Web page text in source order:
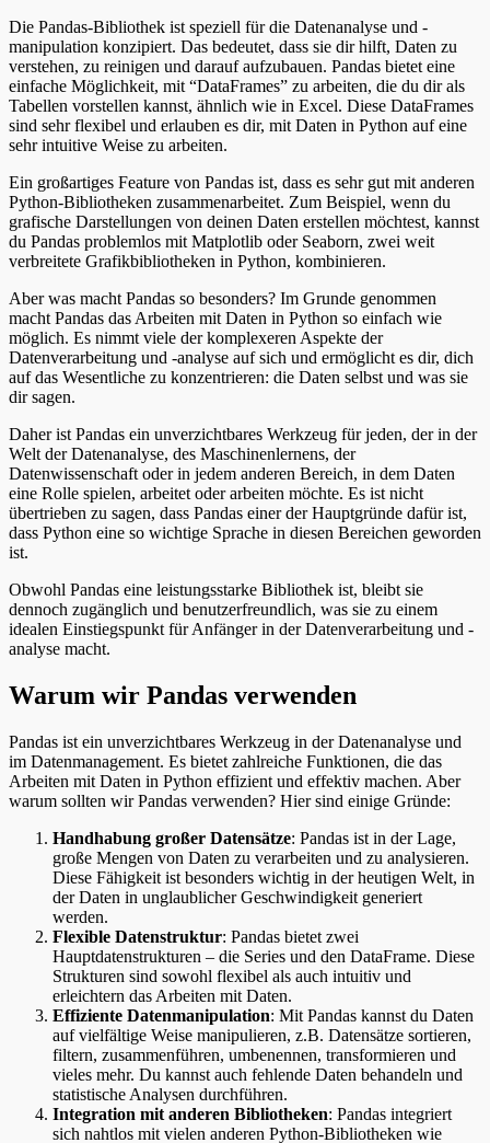
Die Pandas-Bibliothek ist speziell für die Datenanalyse und -
manipulation konzipiert. Das bedeutet, dass sie dir hilft, Daten zu
verstehen, zu reinigen und darauf aufzubauen. Pandas bietet eine
einfache Möglichkeit, mit “DataFrames” zu arbeiten, die du dir als
Tabellen vorstellen kannst, ähnlich wie in Excel. Diese DataFrames
sind sehr flexibel und erlauben es dir, mit Daten in Python auf eine
sehr intuitive Weise zu arbeiten.
Ein großartiges Feature von Pandas ist, dass es sehr gut mit anderen
Python-Bibliotheken zusammenarbeitet. Zum Beispiel, wenn du
grafische Darstellungen von deinen Daten erstellen möchtest, kannst
du Pandas problemlos mit Matplotlib oder Seaborn, zwei weit
verbreitete Grafikbibliotheken in Python, kombinieren.
Aber was macht Pandas so besonders? Im Grunde genommen
macht Pandas das Arbeiten mit Daten in Python so einfach wie
möglich. Es nimmt viele der komplexeren Aspekte der
Datenverarbeitung und -analyse auf sich und ermöglicht es dir, dich
auf das Wesentliche zu konzentrieren: die Daten selbst und was sie
dir sagen.
Daher ist Pandas ein unverzichtbares Werkzeug für jeden, der in der
Welt der Datenanalyse, des Maschinenlernens, der
Datenwissenschaft oder in jedem anderen Bereich, in dem Daten
eine Rolle spielen, arbeitet oder arbeiten möchte. Es ist nicht
übertrieben zu sagen, dass Pandas einer der Hauptgründe dafür ist,
dass Python eine so wichtige Sprache in diesen Bereichen geworden
ist.
Obwohl Pandas eine leistungsstarke Bibliothek ist, bleibt sie
dennoch zugänglich und benutzerfreundlich, was sie zu einem
idealen Einstiegspunkt für Anfänger in der Datenverarbeitung und -
analyse macht.
Warum wir Pandas verwenden
Pandas ist ein unverzichtbares Werkzeug in der Datenanalyse und
im Datenmanagement. Es bietet zahlreiche Funktionen, die das
Arbeiten mit Daten in Python effizient und effektiv machen. Aber
warum sollten wir Pandas verwenden? Hier sind einige Gründe:
Handhabung großer Datensätze: Pandas ist in der Lage,
große Mengen von Daten zu verarbeiten und zu analysieren.
Diese Fähigkeit ist besonders wichtig in der heutigen Welt, in
der Daten in unglaublicher Geschwindigkeit generiert
werden.
Flexible Datenstruktur: Pandas bietet zwei
Hauptdatenstrukturen – die Series und den DataFrame. Diese
Strukturen sind sowohl flexibel als auch intuitiv und
erleichtern das Arbeiten mit Daten.
Effiziente Datenmanipulation: Mit Pandas kannst du Daten
auf vielfältige Weise manipulieren, z.B. Datensätze sortieren,
filtern, zusammenführen, umbenennen, transformieren und
vieles mehr. Du kannst auch fehlende Daten behandeln und
statistische Analysen durchführen.
Integration mit anderen Bibliotheken: Pandas integriert
sich nahtlos mit vielen anderen Python-Bibliotheken wie